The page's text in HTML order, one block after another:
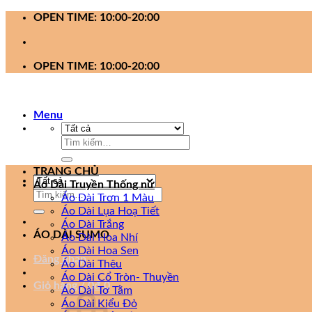
OPEN TIME: 10:00-20:00
OPEN TIME: 10:00-20:00
Menu
Tìm
Tìm
ÁO DÀI SUMO
Đăng nhập
Giỏ hàng /0₫ 0
TRANG CHỦ
Áo Dài Truyền Thống nữ
Áo Dài Trơn 1 Màu
Áo Dài Lụa Hoạ Tiết
Áo Dài Trắng
Áo Dài Hoa Nhí
Áo Dài Hoa Sen
Áo Dài Thêu
Áo Dài Cổ Tròn- Thuyền
Áo Dài Tơ Tằm
Áo Dài Kiểu Đỏ